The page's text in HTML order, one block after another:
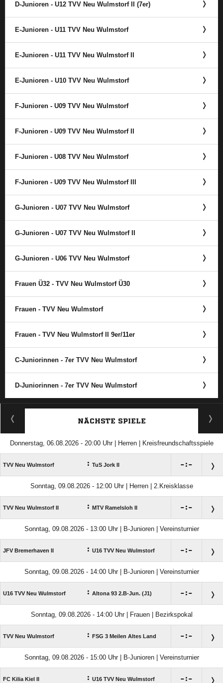
D-Junioren - U12 TVV Neu Wulmstorf II (7er)
E-Junioren - U11 TVV Neu Wulmstorf
E-Junioren - U11 TVV Neu Wulmstorf II
E-Junioren - U10 TVV Neu Wulmstorf
F-Junioren - U09 TVV Neu Wulmstorf
F-Junioren - U09 TVV Neu Wulmstorf II
F-Junioren - U08 TVV Neu Wulmstorf
F-Junioren - U09 TVV Neu Wulmstorf III
G-Junioren - U07 TVV Neu Wulmstorf
G-Junioren - U07 TVV Neu Wulmstorf II
G-Junioren - U06 TVV Neu Wulmstorf
Frauen Ü32 - TVV Neu Wulmstorf Ü30
Frauen - TVV Neu Wulmstorf
Frauen - TVV Neu Wulmstorf II 9er/​11er
C-Juniorinnen - 7er TVV Neu Wulmstorf
D-Juniorinnen - 7er TVV Neu Wulmstorf
ANZEIGE
NÄCHSTE SPIELE
Donnerstag, 06.08.2026 - 20:00 Uhr | Herren | Kreisfreundschaftsspiele
TVV Neu Wulmstorf : TuS Jork II :
Sonntag, 09.08.2026 - 12:00 Uhr | Herren | 2.Kreisklasse
TVV Neu Wulmstorf II : MTV Ramelsloh II :
Sonntag, 09.08.2026 - 13:00 Uhr | B-Junioren | Vereinsturnier
JFV Bremerhaven II : U16 TVV Neu Wulmstorf :
Sonntag, 09.08.2026 - 14:00 Uhr | B-Junioren | Vereinsturnier
U16 TVV Neu Wulmstorf : Altona 93 2.B-Jun. (J1) :
Sonntag, 09.08.2026 - 14:00 Uhr | Frauen | Bezirkspokal
TVV Neu Wulmstorf : FSG 3 Meilen Altes Land :
Sonntag, 09.08.2026 - 15:00 Uhr | B-Junioren | Vereinsturnier
FC Kilia Kiel II : U16 TVV Neu Wulmstorf :